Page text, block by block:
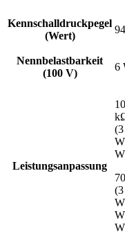
Kennschalldruckpegel
(Wert)
Nennbelastbarkeit
(100 V)
6
Leistungsanpassung